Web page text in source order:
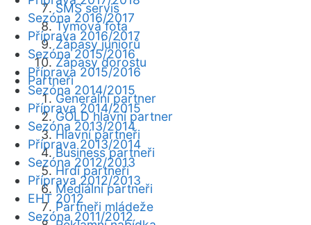
SMS servis
Týmová fota
Zápasy juniorů
Zápasy dorostu
Partneři
Generální partner
GOLD hlavní partner
Hlavní partneři
Business partneři
Hrdí partneři
Mediální partneři
Partneři mládeže
Sezóna 2016/2017
Příprava 2016/2017
Sezóna 2015/2016
Příprava 2015/2016
Sezóna 2014/2015
Příprava 2014/2015
Sezóna 2013/2014
Příprava 2013/2014
Sezóna 2012/2013
Příprava 2012/2013
EHT 2012
Sezóna 2011/2012